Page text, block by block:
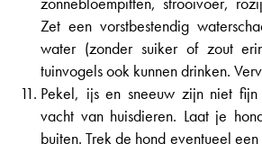
Zet een vorstbestendig
water (zonder suiker of zout
tuinvogels ook kunnen drinken.
Pekel, ijs en sneeuw zijn niet
vacht van huisdieren. Laat je
buiten. Trek de hond eventueel